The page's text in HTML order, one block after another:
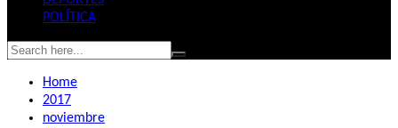
POLÍTICA
Home
2017
noviembre